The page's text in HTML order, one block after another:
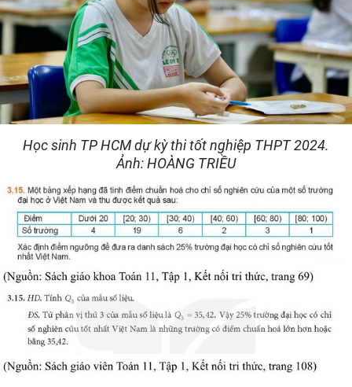
Học sinh TP HCM dự kỳ thi tốt nghiệp THPT 2024.
Ảnh: HOÀNG TRIỀU